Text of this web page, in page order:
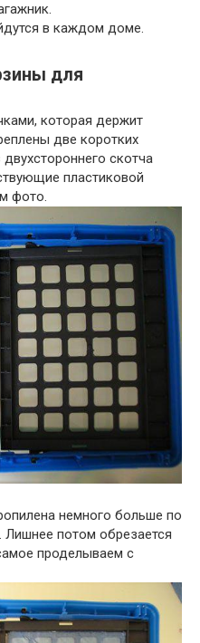
в каждом доме.
для
которая держит
две коротких
скотча
пластиковой
фото.
немного больше по
Лишнее потом обрезается
проделываем с